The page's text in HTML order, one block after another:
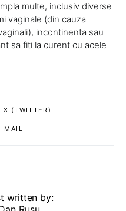
multe, inclusiv diverse
vaginale (din cauza
incontinenta sau
sa fiti la curent cu acele
X (TWITTER)
MAIL
written by: